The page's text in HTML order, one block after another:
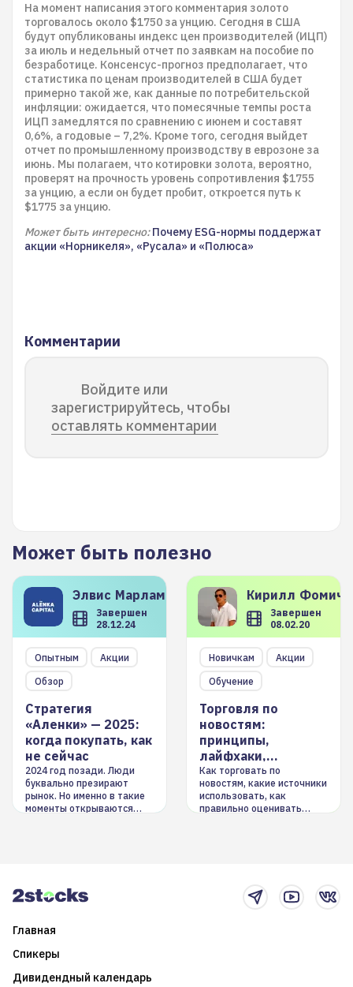
На момент написания этого комментария золото
торговалось около $1750 за унцию. Сегодня в США
будут опубликованы индекс цен производителей (ИЦП)
за июль и недельный отчет по заявкам на пособие по
безработице. Консенсус-прогноз предполагает, что
статистика по ценам производителей в США будет
примерно такой же, как данные по потребительской
инфляции: ожидается, что помесячные темпы роста
ИЦП замедлятся по сравнению с июнем и составят
0,6%, а годовые – 7,2%. Кроме того, сегодня выйдет
отчет по промышленному производству в еврозоне за
июнь. Мы полагаем, что котировки золота, вероятно,
проверят на прочность уровень сопротивления $1755
за унцию, а если он будет пробит, откроется путь к
$1775 за унцию.
Может быть интересно: Почему ESG-нормы поддержат
акции «Норникеля», «Русала» и «Полюса»
Комментарии
Войдите или
зарегистрируйтесь, чтобы
оставлять комментарии
Может быть полезно
Элвис Марламов
Завершен
28.12.24
Опытным
Акции
Обзор
Стратегия
«Аленки» — 2025:
когда покупать, как
не сейчас
2024 год позади. Люди
буквально презирают
рынок. Но именно в такие
моменты открываются
Кирилл
Завершен
08.02.20
Новичкам
Акции
Обучение
Торговля по
новостям:
принципы,
лайфхаки,
инструменты
Как торговать по
новостям, какие источники
использовать, как
правильно оценивать
Главная
Спикеры
Дивидендный календарь